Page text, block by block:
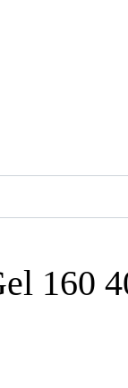
160